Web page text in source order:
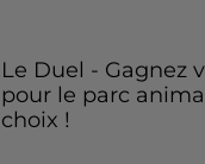
Le Duel - Gagnez
pour le parc
choix !